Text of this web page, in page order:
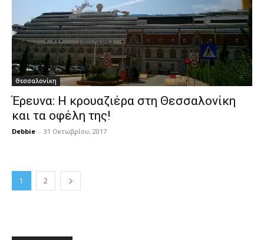
Θεσσαλονίκη
Έρευνα: Η κρουαζιέρα στη Θεσσαλονίκη
και τα οφέλη της!
Debbie - 31 Οκτωβρίου, 2017
1 2